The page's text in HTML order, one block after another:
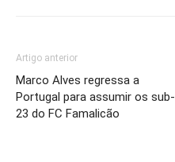
Artigo anterior
Marco Alves regressa a
Portugal para assumir os sub-
23 do FC Famalicão